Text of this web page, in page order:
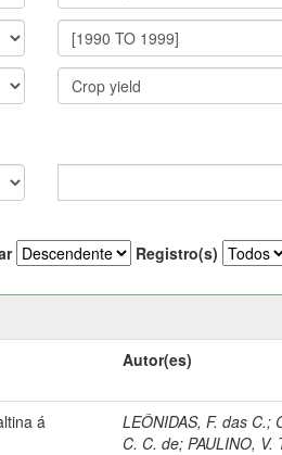
Registro(s)
Autor(es)
á
LEÔNIDAS, F. das C.;
C. C. de;PAULINO, V.